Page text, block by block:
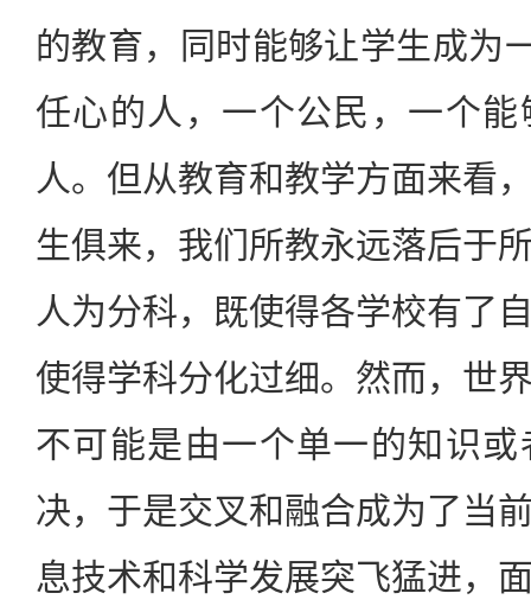
的教育，同时能够让学生成为
任心的人，一个公民，一个
人。但从教育和教学方面来看
生俱来，我们所教永远落后于
人为分科，既使得各学校有了
使得学科分化过细。然而，世
不可能是由一个单一的知识
决，于是交叉和融合成为了当
息技术和科学发展突飞猛进，